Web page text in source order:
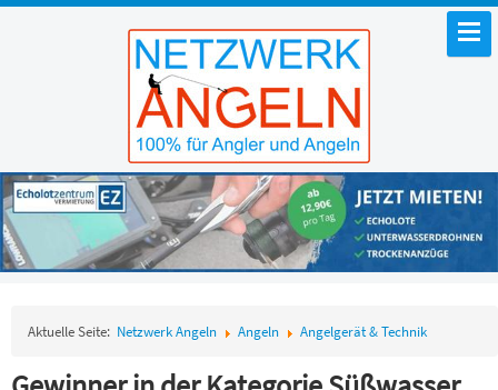
Aktuelle Seite: Netzwerk Angeln Angeln Angelgerät & Technik